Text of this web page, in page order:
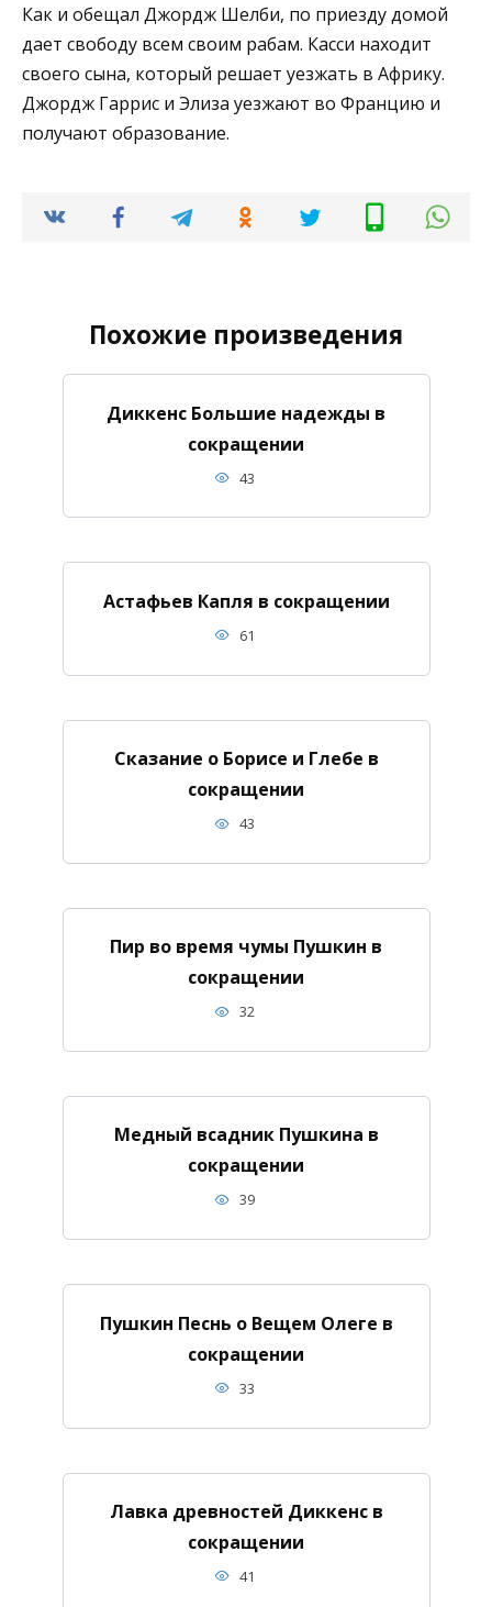
Как и обещал Джордж Шелби, по приезду домой
дает свободу всем своим рабам. Касси находит
своего сына, который решает уезжать в Африку.
Джордж Гаррис и Элиза уезжают во Францию и
получают образование.
Похожие произведения
Диккенс Большие надежды в
сокращении
43
Астафьев Капля в сокращении
61
Сказание о Борисе и Глебе в
сокращении
43
Пир во время чумы Пушкин в
сокращении
32
Медный всадник Пушкина в
сокращении
39
Пушкин Песнь о Вещем Олеге в
сокращении
33
Лавка древностей Диккенс в
сокращении
41